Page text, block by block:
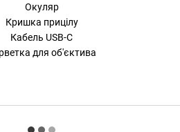
Окуляр
Кришка прицілу
Кабель USB-C
для об'єктива